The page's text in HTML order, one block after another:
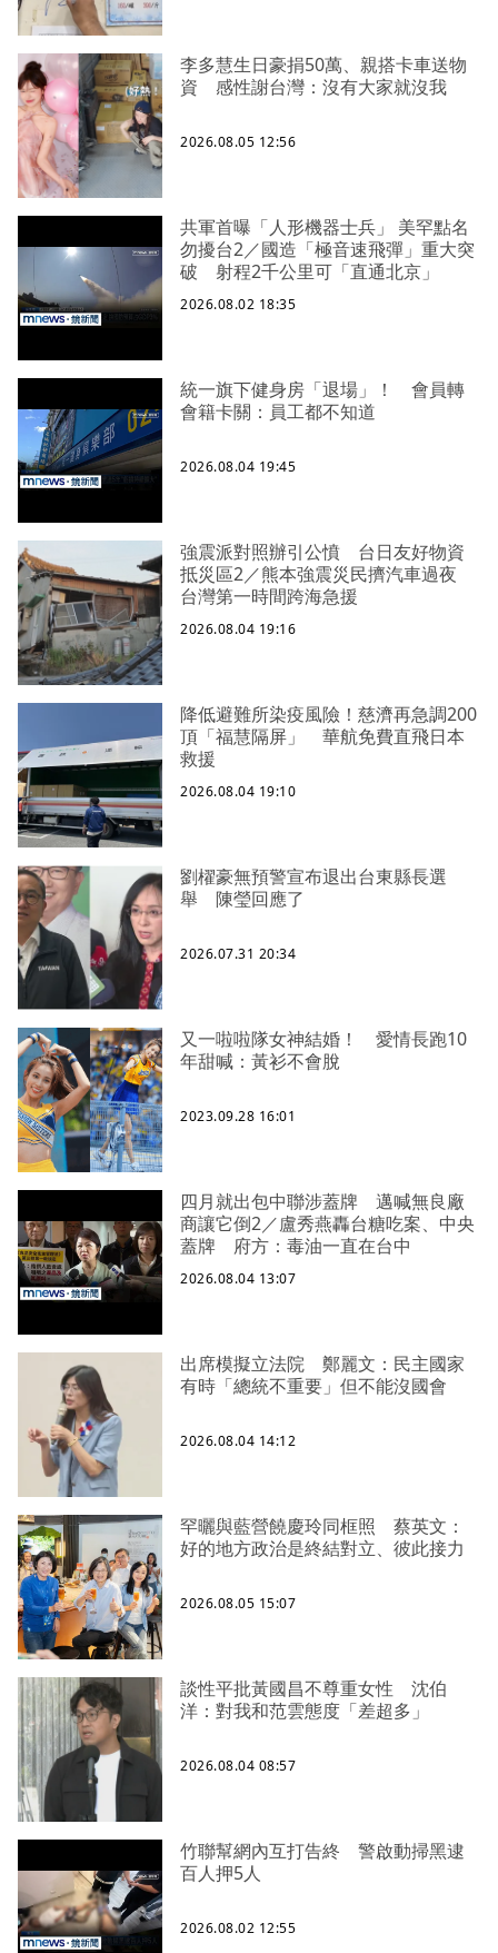
李多慧生日豪捐50萬、親搭卡車送物
資 感性謝台灣：沒有大家就沒我
2026.08.05 12:56
共軍首曝「人形機器士兵」 美罕點名
勿擾台2／國造「極音速飛彈」重大突
破 射程2千公里可「直通北京」
2026.08.02 18:35
統一旗下健身房「退場」！ 會員轉
會籍卡關：員工都不知道
2026.08.04 19:45
強震派對照辦引公憤 台日友好物資
抵災區2／熊本強震災民擠汽車過夜
台灣第一時間跨海急援
2026.08.04 19:16
降低避難所染疫風險！慈濟再急調200
頂「福慧隔屏」 華航免費直飛日本
救援
2026.08.04 19:10
劉櫂豪無預警宣布退出台東縣長選
舉 陳瑩回應了
2026.07.31 20:34
又一啦啦隊女神結婚！ 愛情長跑10
年甜喊：黃衫不會脫
2023.09.28 16:01
四月就出包中聯涉蓋牌 邁喊無良廠
商讓它倒2／盧秀燕轟台糖吃案、中央
蓋牌 府方：毒油一直在台中
2026.08.04 13:07
出席模擬立法院 鄭麗文：民主國家
有時「總統不重要」但不能沒國會
2026.08.04 14:12
罕曬與藍營饒慶玲同框照 蔡英文：
好的地方政治是終結對立、彼此接力
2026.08.05 15:07
談性平批黃國昌不尊重女性 沈伯
洋：對我和范雲態度「差超多」
2026.08.04 08:57
竹聯幫網內互打告終 警啟動掃黑逮
百人押5人
2026.08.02 12:55